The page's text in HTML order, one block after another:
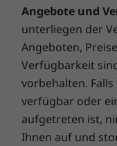
Betriebsumgebungen,
Vorinstallierte
Lenovo Utility
Lenovo Vantage
McAfee LiveSafe™
Microsoft Office
Die technischen Daten
Sie Ihren
mitLenovo
einen
machen.
Online-
Das ist die
Lenovo-Gerät.
Angebote und
unterliegen der
Angeboten,
Verfügbarkeit
vorbehalten.
verfügbar oder
aufgetreten ist,
Ihnen auf und